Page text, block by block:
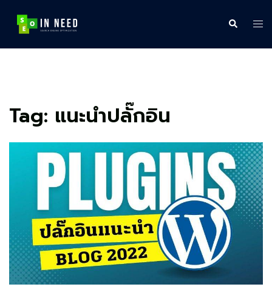
content
Search
Tag: แนะนำปลั๊กอิน